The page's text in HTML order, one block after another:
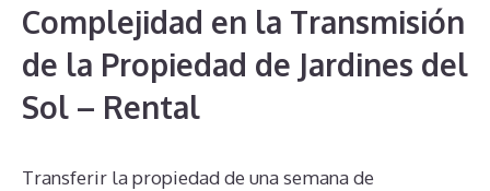
Complejidad en la Transmisión
de la Propiedad de Jardines del
Sol – Rental
Transferir la propiedad de una semana de